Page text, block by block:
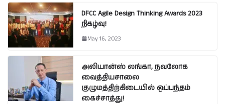
DFCC Agile Design Thinking Awards 2023
நிகழ்வு!
May 16, 2023
அலியான்ஸ் லங்கா, நவலோக
வைத்தியசாலை
குழுமத்திற்கிடையில் ஒப்பந்தம்
கைச்சாத்து!